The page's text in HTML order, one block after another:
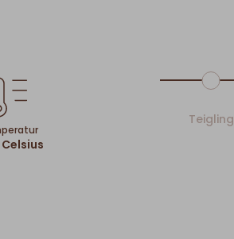
Celsius
Teigling